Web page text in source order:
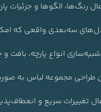
رنگ‌ها، الگوها و جزئیات
سه‌بعدی واقعی که
شبیه‌سازی انواع پارچه، بافت
طراحی مجموعه لباس به
تغییرات سریع و